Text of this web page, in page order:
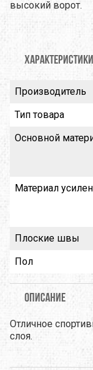
высокий ворот.
ХАРАКТЕРИСТИКИ
Производитель
Тип товара
Основной
Материал
Плоские швы
Пол
ОПИСАНИЕ
Отличное
слоя.